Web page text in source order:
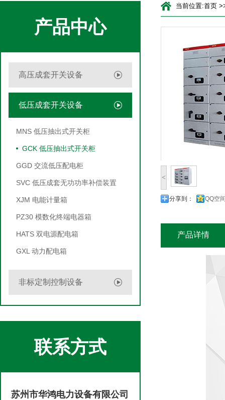
产品中心
高压成套开关设备
低压成套开关设备
MNS 低压抽出式开关柜
GCK 低压抽出式开关柜
GGD 交流低压配电柜
SVC 低压成套无功功率补偿装置
XJM 电能计量箱
PZ30 模数化终端电器箱
HATS 双电源配电箱
GXL 动力配电箱
非标定制控制设备
联系方式
苏州市华鸿电力设备有限公司
当前位置:首页
<
分享到： QQ空
产品详情